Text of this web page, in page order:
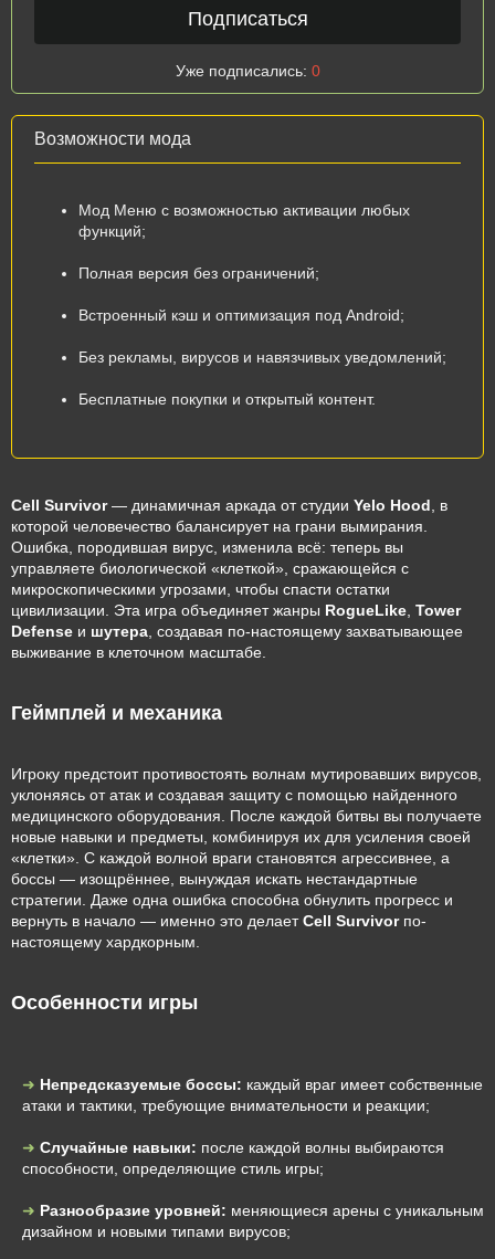
Подписаться
Уже подписались: 0
Возможности мода
Мод Меню с возможностью активации любых
функций;
Полная версия без ограничений;
Встроенный кэш и оптимизация под Android;
Без рекламы, вирусов и навязчивых уведомлений;
Бесплатные покупки и открытый контент.
Cell Survivor— динамичная аркада от студии Yelo Hood , в
которой человечество балансирует на грани вымирания.
Ошибка, породившая вирус, изменила всё: теперь вы
управляете биологической «клеткой», сражающейся с
микроскопическими угрозами, чтобы спасти остатки
цивилизации. Эта игра объединяет жанры RogueLike Tower
Defense и шутера , создавая по-настоящему захватывающее
выживание в клеточном масштабе.
Геймплей и механика
Игроку предстоит противостоять волнам мутировавших вирусов,
уклоняясь от атак и создавая защиту с помощью найденного
медицинского оборудования. После каждой битвы вы получаете
новые навыки и предметы, комбинируя их для усиления своей
«клетки». С каждой волной враги становятся агрессивнее, а
боссы — изощрённее, вынуждая искать нестандартные
стратегии. Даже одна ошибка способна обнулить прогресс и
вернуть в начало — именно это делаетCell Survivorпо-
настоящему хардкорным.
Особенности игры
Непредсказуемые боссы: каждый враг имеет собственные
атаки и тактики, требующие внимательности и реакции;
Случайные навыки: после каждой волны выбираются
способности, определяющие стиль игры;
Разнообразие уровней: меняющиеся арены с уникальным
дизайном и новыми типами вирусов;